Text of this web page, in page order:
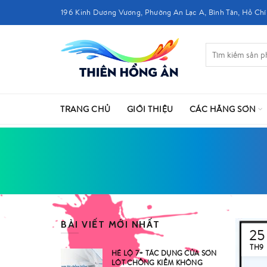
196 Kinh Dương Vương, Phường An Lạc A, Bình Tân, Hồ
TRANG CHỦ GIỚI THIỆU CÁC HÃNG SƠN
25
TH9
BÀI VIẾT MỚI NHẤT
HÉ LỘ 7+ TÁC DỤNG CỦA SƠN
LÓT CHỐNG KIỀM KHÔNG